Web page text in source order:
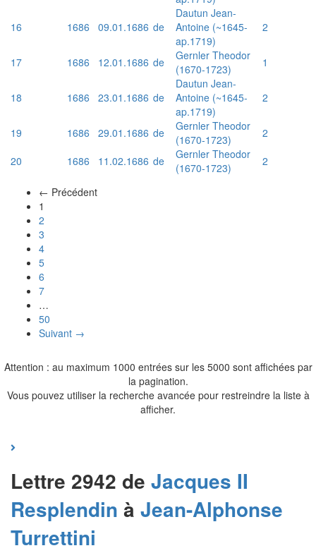
16 1686 09.01.1686 de
Dautun Jean-
Antoine (~1645-
ap.1719)
2
17 1686 12.01.1686 de
Gernler Theodor
(1670-1723)
1
18 1686 23.01.1686 de
Dautun Jean-
Antoine (~1645-
ap.1719)
2
19 1686 29.01.1686 de
Gernler Theodor
(1670-1723)
2
20
1686 11.02.1686 de
Gernler Theodor
(1670-1723)
2
← Précédent
1
2
3
4
5
6
7
…
50
Suivant →
Attention : au maximum 1000 entrées sur les 5000 sont affichées par
la pagination.
Vous pouvez utiliser la recherche avancée pour restreindre la liste à
afficher.
Lettre 2942 de Jacques II
Resplendin à Jean-Alphonse
Turrettini